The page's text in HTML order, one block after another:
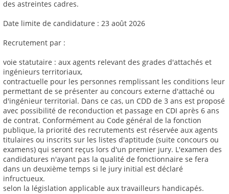
des astreintes cadres.
Date limite de candidature : 23 août 2026
Recrutement par :
voie statutaire : aux agents relevant des grades d'attachés et
ingénieurs territoriaux,
contractuelle pour les personnes remplissant les conditions leur
permettant de se présenter au concours externe d'attaché ou
d'ingénieur territorial. Dans ce cas, un CDD de 3 ans est proposé
avec possibilité de reconduction et passage en CDI après 6 ans
de contrat. Conformément au Code général de la fonction
publique, la priorité des recrutements est réservée aux agents
titulaires ou inscrits sur les listes d'aptitude (suite concours ou
examens) qui seront reçus lors d'un premier jury. L'examen des
candidatures n'ayant pas la qualité de fonctionnaire se fera
dans un deuxième temps si le jury initial est déclaré
infructueux.
selon la législation applicable aux travailleurs handicapés.